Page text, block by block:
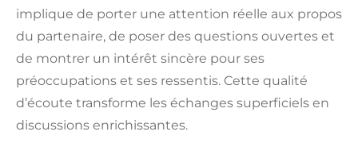
implique de porter une attention réelle aux propos
du partenaire, de poser des questions ouvertes et
de montrer un intérêt sincère pour ses
préoccupations et ses ressentis. Cette qualité
d’écoute transforme les échanges superficiels en
discussions enrichissantes.